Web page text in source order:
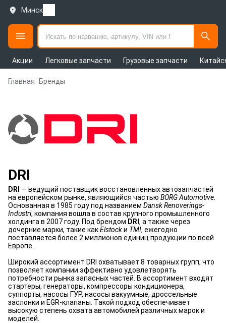
Минск
Акции Легковые запчасти Грузовые запчасти
Главная Бренды
DRI
DRI — ведущий поставщик восстановленных автозапчастей
на европейском рынке, являющийся частью BORG Automotive
Основанная в 1985 году под названием Dansk Renoverings-
Industri, компания вошла в состав крупного промышленного
холдинга в 2007 году. Под брендом DRI , а также через
дочерние марки, такие какElstockи TMI, ежегодно
поставляется более 2 миллионов единиц продукции по всей
Европе.
Широкий ассортимент DRI охватывает 8 товарных групп, что
позволяет компании эффективно удовлетворять
потребности рынка запасных частей. В ассортимент входят
стартеры, генераторы, компрессоры кондиционера,
суппорты, насосы ГУР, насосы вакуумные, дроссельные
заслонки и EGR-клапаны. Такой подход обеспечивает
высокую степень охвата автомобилей различных марок и
моделей.